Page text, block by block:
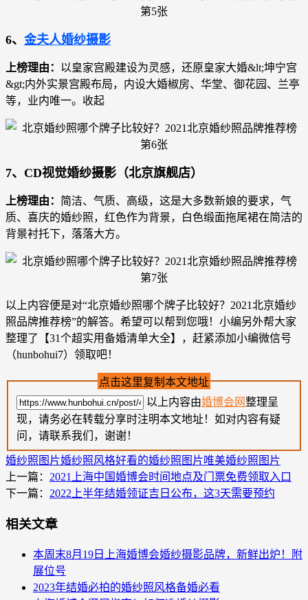
6、 金夫人婚纱摄影
上榜理由： 以皇家宫殿建设为灵感，还原皇家大婚&lt;坤宁宫
&gt;内外实景宫殿布局，内设大婚椒房、华堂、御花园、兰亭
等，业内唯一。收起
7、CD视觉婚纱摄影（北京旗舰店）
上榜理由： 简洁、气质、高级，这是大多数新娘的要求，气
质、喜庆的婚纱照，红色作为背景，白色缎面拖尾裙在简洁的
背景衬托下，落落大方。
以上内容便是对“北京婚纱照哪个牌子比较好？2021北京婚纱
照品牌推荐榜”的解答。希望可以帮到您哦！小编另外帮大家
整理了【31个超实用备婚清单大全】，赶紧添加小编微信号
（hunbohui7）领取吧！
点击这里复制本文地址
以上内容由婚博会网整理呈
现，请务必在转载分享时注明本文地址！如对内容有疑
问，请联系我们，谢谢！
婚纱照图片婚纱照风格好看的婚纱照图片唯美婚纱照图片
上一篇： 2021上海中国婚博会时间地点及门票免费领取入口
下一篇： 2022上半年结婚领证吉日公布，这3天需要预约
相关文章
本周末8月19日上海婚博会婚纱摄影品牌，新鲜出炉！附
展位号
2023年结婚必拍的婚纱照风格备婚必看